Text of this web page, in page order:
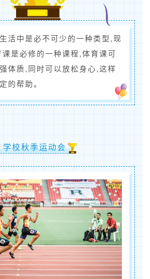
活中是必不可少的一种类型,现
是必修的一种课程,体育课可
体质,同时可以放松身心,这样
的帮助。
学校秋季运动会